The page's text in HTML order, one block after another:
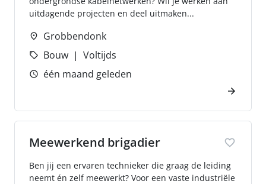
uitdagende projecten en deel uitmaken...
Grobbendonk
Bouw
Voltijds
één maand geleden
Meewerkend brigadier
Ben jij een ervaren technieker die graag de leiding
neemt én zelf meewerkt? Voor een vaste industriële